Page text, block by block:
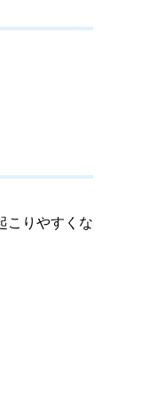
こりやすくな